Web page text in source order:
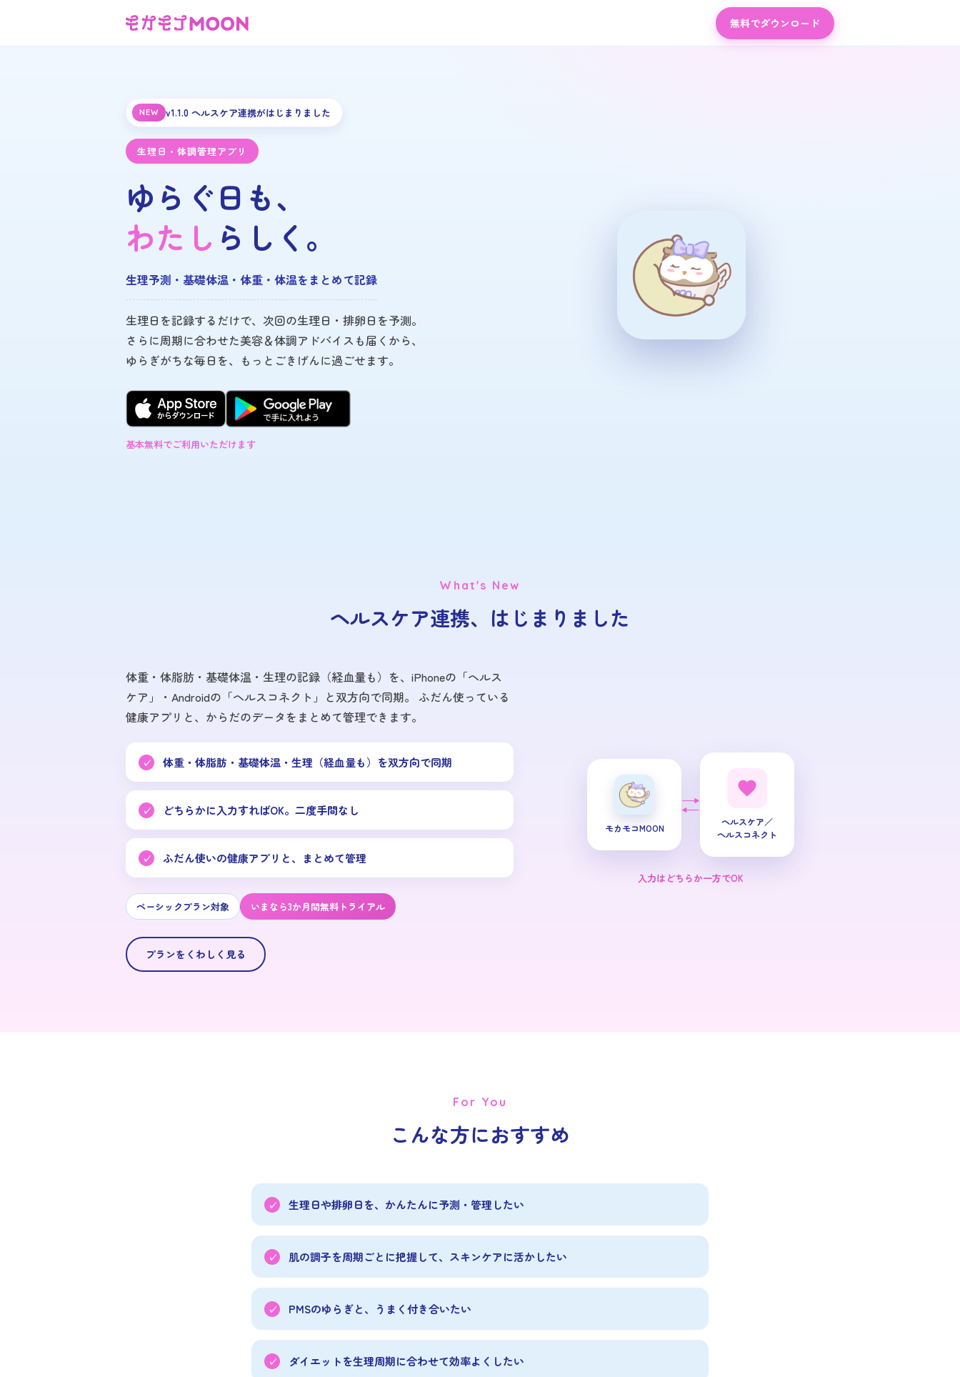
モカモコMOON｜生理予測・基礎体温・体重・体温を無料でまとめて記録できる生理日・体
無料でダウンロード
NEW v1.1.0 ヘルスケア連携がはじまりました
生理日・体調管理アプリ
ゆらぐ日も、
わたし らしく。
生理予測・基礎体温・体重・体温をまとめて記録
生理日を記録するだけで、次回の生理日・排卵日を予測。
さらに周期に合わせた美容＆体調アドバイスも届くから、
ゆらぎがちな毎日を、もっとごきげんに過ごせます。
基本無料でご利用いただけます
What's New
ヘルスケア連携、はじまりました
体重・体脂肪・基礎体温・生理の記録（経血量も）を、iPhoneの「ヘルス
ケア」・Androidの「ヘルスコネクト」と双方向で同期。 ふだん使っている
健康アプリと、からだのデータをまとめて管理できます。
体重・体脂肪・基礎体温・生理（経血量も）を双方向で同期
どちらかに入力すればOK。二度手間なし
ふだん使いの健康アプリと、まとめて管理
ベーシックプラン対象 いまなら3か月間無料トライアル
プランをくわしく見る
モカモコMOON
⇄
ヘルスケア／
ヘルスコネクト
入力はどちらか一方でOK
For You
こんな方におすすめ
生理日や排卵日を、かんたんに予測・管理したい
肌の調子を周期ごとに把握して、スキンケアに活かしたい
PMSのゆらぎと、うまく付き合いたい
ダイエットを生理周期に合わせて効率よくしたい